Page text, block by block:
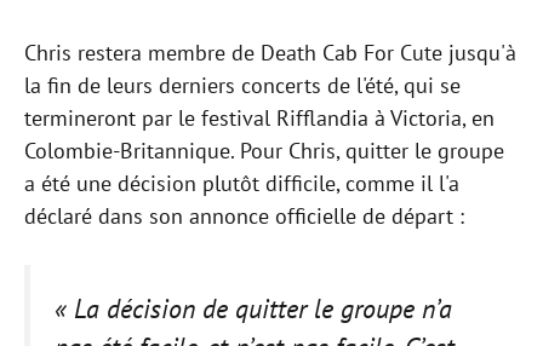
Chris restera membre de Death Cab For Cute jusqu'à
la fin de leurs derniers concerts de l'été, qui se
termineront par le festival Rifflandia à Victoria, en
Colombie-Britannique. Pour Chris, quitter le groupe
a été une décision plutôt difficile, comme il l'a
déclaré dans son annonce officielle de départ :
« La décision de quitter le groupe n’a